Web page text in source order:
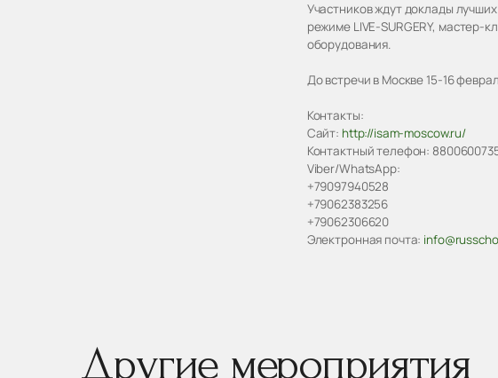
Участников ждут доклады
режиме LIVE-SURGERY, мастер-
оборудования.
До встречи в Москве 15-16
Контакты:
Сайт: http://isam-moscow.ru/
Контактный телефон:
Viber/WhatsApp:
+79097940528
+79062383256
+79062306620
Электронная почта:
Другие мероприятия